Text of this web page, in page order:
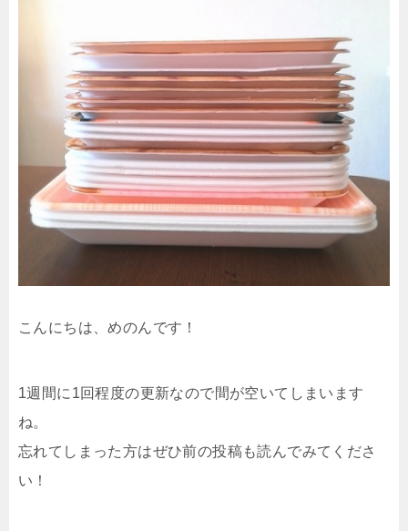
こんにちは、めのんです！
1週間に1回程度の更新なので間が空いてしまいます
ね。
忘れてしまった方はぜひ前の投稿も読んでみてくださ
い！